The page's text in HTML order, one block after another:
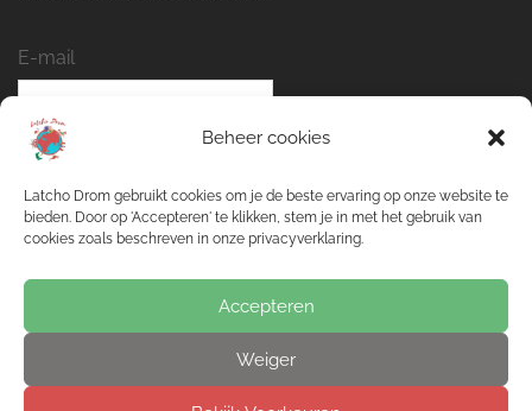
Beheer cookies
Latcho Drom gebruikt cookies om je de beste ervaring op onze website te
bieden. Door op 'Accepteren' te klikken, stem je in met het gebruik van
cookies zoals beschreven in onze privacyverklaring.
Accepteren
Weiger
E-mail
Naam